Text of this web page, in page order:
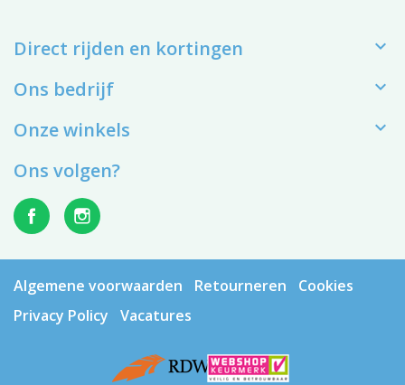
Direct rijden en kortingen 
Ons bedrijf 
Onze winkels 
Ons volgen?
Algemene voorwaarden Retourneren
Cookies
Privacy Policy
Vacatures